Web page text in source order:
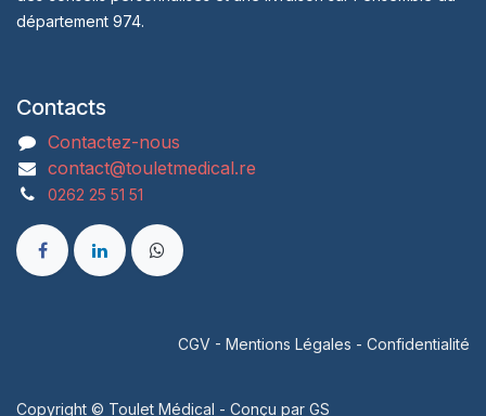
département 974.
Contacts
Contactez-nous
contact@touletmedical.re
0262 25 51 51
CGV - Mentions Légales - Confidentialité
Copyright © Toulet Médical - Conçu par GS